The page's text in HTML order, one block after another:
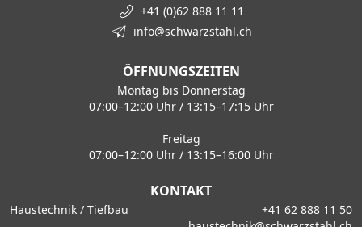
+41 (0)62 888 11 11
info@schwarzstahl.ch
ÖFFNUNGSZEITEN
Montag bis Donnerstag
07:00–12:00 Uhr / 13:15–17:15 Uhr
Freitag
07:00–12:00 Uhr / 13:15–16:00 Uhr
KONTAKT
Haustechnik / Tiefbau
+41 62 888 11 50